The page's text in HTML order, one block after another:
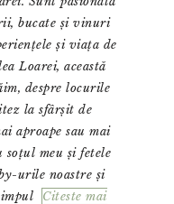
bucate și vinuri
și viața de
Loarei, această
despre locurile
la sfârșit de
aproape sau mai
soțul meu și fetele
urile noastre și
Citeste mai